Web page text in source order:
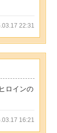
22:31
ロインの
16:21